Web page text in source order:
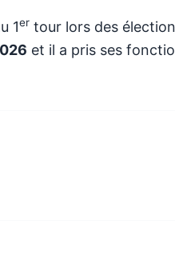
1er tour lors des
et il a pris ses